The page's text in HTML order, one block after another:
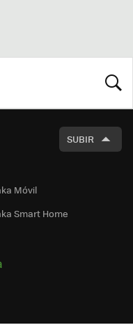
SUBIR
Móvil
Smart Home